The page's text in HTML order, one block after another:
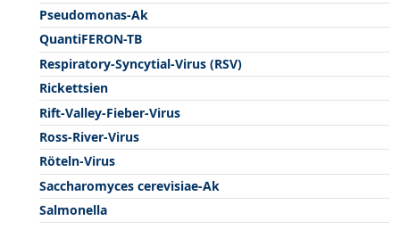
Pseudomonas-Ak
QuantiFERON-TB
Respiratory-Syncytial-Virus (RSV)
Rickettsien
Rift-Valley-Fieber-Virus
Ross-River-Virus
Röteln-Virus
Saccharomyces cerevisiae-Ak
Salmonella